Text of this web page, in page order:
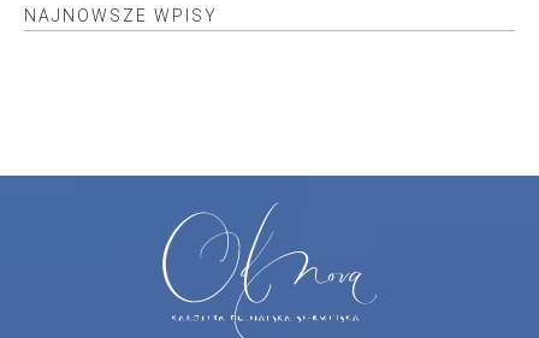
NAJNOWSZE WPISY